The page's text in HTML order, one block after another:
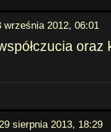
września 2012, 06:01
sierpnia 2013, 18:29